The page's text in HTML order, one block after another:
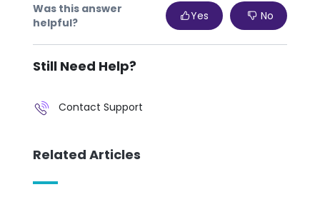
Was this answer
helpful?
Yes No
Still Need Help?
Contact Support
Related Articles